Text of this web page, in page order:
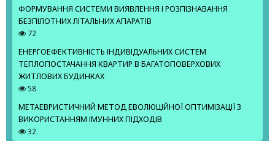
ФОРМУВАННЯ СИСТЕМИ ВИЯВЛЕННЯ І РОЗПІЗНАВАННЯ
БЕЗПІЛОТНИХ ЛІТАЛЬНИХ АПАРАТІВ
72
ЕНЕРГОЕФЕКТИВНІСТЬ ІНДИВІДУАЛЬНИХ СИСТЕМ
ТЕПЛОПОСТАЧАННЯ КВАРТИР В БАГАТОПОВЕРХОВИХ
ЖИТЛОВИХ БУДИНКАХ
58
МЕТАЕВРИСТИЧНИЙ МЕТОД ЕВОЛЮЦІЙНОЇ ОПТИМІЗАЦІЇ З
ВИКОРИСТАННЯМ ІМУННИХ ПІДХОДІВ
32